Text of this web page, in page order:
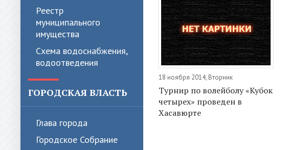
Реестр
муниципального
имущества
Схема водоснабжения,
водоотведения
ГОРОДСКАЯ ВЛАСТЬ
Глава города
Городское Собрание
18 ноября 2014, Вторник
Турнир по волейболу «Кубок
четырех» проведен в
Хасавюрте